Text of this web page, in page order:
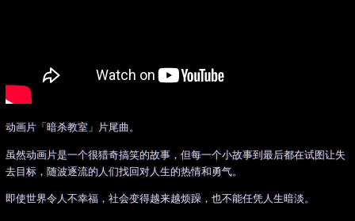
动画片「暗杀教室」片尾曲。
虽然动画片是一个很猎奇搞笑的故事，但每一个小故事到最后都在试图让失
去目标，随波逐流的人们找回对人生的热情和勇气。
即使世界令人不幸福，社会变得越来越烦躁，也不能任凭人生暗淡。